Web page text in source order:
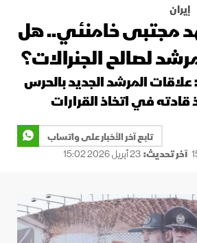
إيران
مجتبى خامنئي.. هل
لصالح الجنرالات؟
المرشد الجديد بالحرس
قادته في اتخاذ القرارات
تابع آخر الأخبار على واتساب
آخر تحديث:23 أبريل 2026 15:02